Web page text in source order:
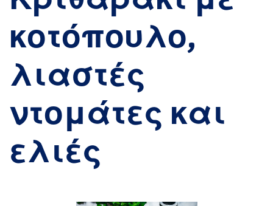
κοτόπουλο,
λιαστές
ντομάτες και
ελιές